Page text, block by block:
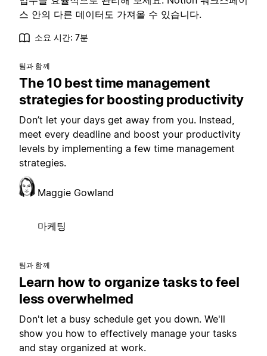
스 안의 다른 데이터도 가져올 수 있습니다.
소요 시간: 7분
팀과 함께
The 10 best time management
strategies for boosting productivity
Don’t let your days get away from you. Instead,
meet every deadline and boost your productivity
levels by implementing a few time management
strategies.
Maggie Gowland
마케팅
팀과 함께
Learn how to organize tasks to feel
less overwhelmed
Don't let a busy schedule get you down. We'll
show you how to effectively manage your tasks
and stay organized at work.